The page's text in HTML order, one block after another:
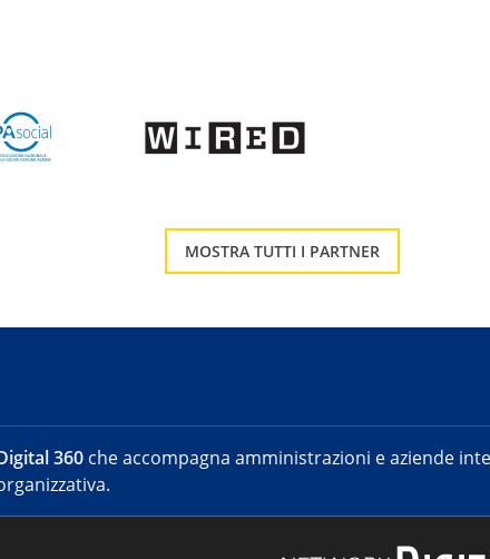
MOSTRA TUTTI I PARTNER
360 che accompagna amministrazioni e aziende